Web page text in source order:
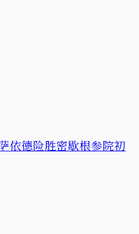
依德险胜密歇根参院初